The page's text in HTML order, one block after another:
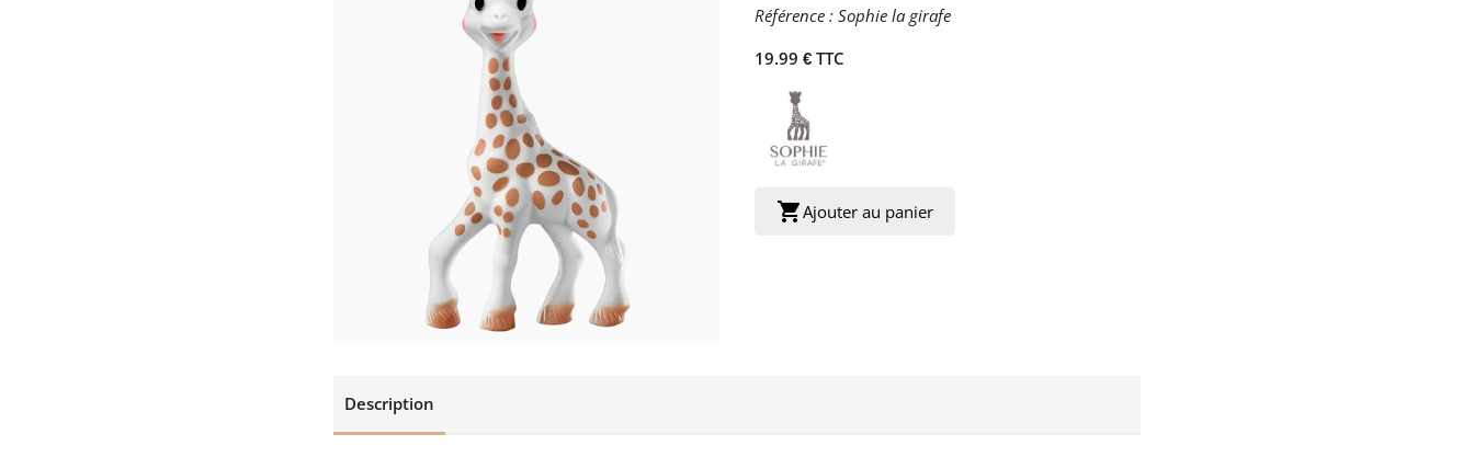
Référence : Sophie la girafe
19.99 € TTC
shopping_cartAjouter au panier
Description